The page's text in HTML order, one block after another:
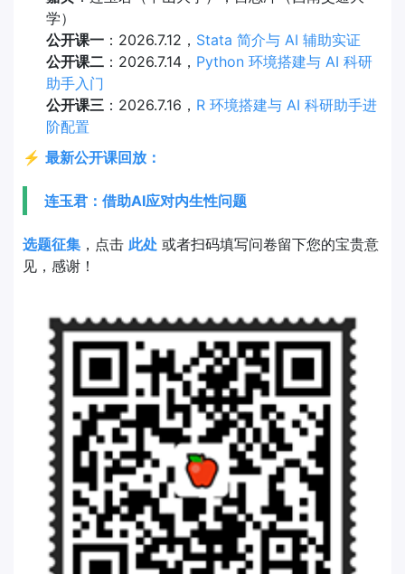
学）
公开课一：2026.7.12， Stata 简介与 AI 辅助实证
公开课二：2026.7.14， Python 环境搭建与 AI 科研
助手入门
公开课三：2026.7.16， R 环境搭建与 AI 科研助手进
阶配置
⚡ 最新公开课回放：
连玉君：借助AI应对内生性问题
选题征集 ，点击 此处 或者扫码填写问卷留下您的宝贵意
见，感谢！